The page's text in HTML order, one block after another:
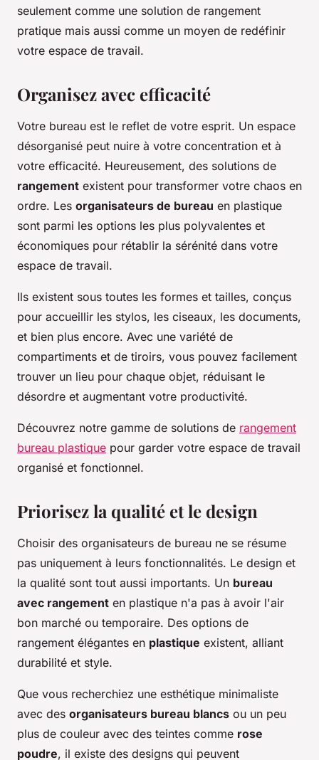
seulement comme une solution de rangement
pratique mais aussi comme un moyen de redéfinir
votre espace de travail.
Organisez avec efficacité
Votre bureau est le reflet de votre esprit. Un espace
désorganisé peut nuire à votre concentration et à
votre efficacité. Heureusement, des solutions de
rangement existent pour transformer votre chaos en
ordre. Les organisateurs de bureau en plastique
sont parmi les options les plus polyvalentes et
économiques pour rétablir la sérénité dans votre
espace de travail.
Ils existent sous toutes les formes et tailles, conçus
pour accueillir les stylos, les ciseaux, les documents,
et bien plus encore. Avec une variété de
compartiments et de tiroirs, vous pouvez facilement
trouver un lieu pour chaque objet, réduisant le
désordre et augmentant votre productivité.
Découvrez notre gamme de solutions de rangement
bureau plastique pour garder votre espace de travail
organisé et fonctionnel.
Priorisez la qualité et le design
Choisir des organisateurs de bureau ne se résume
pas uniquement à leurs fonctionnalités. Le design et
la qualité sont tout aussi importants. Un bureau
avec rangement en plastique n'a pas à avoir l'air
bon marché ou temporaire. Des options de
rangement élégantes en plastique existent, alliant
durabilité et style.
Que vous recherchiez une esthétique minimaliste
avec des organisateurs bureau blancs ou un peu
plus de couleur avec des teintes comme rose
poudre, il existe des designs qui peuvent